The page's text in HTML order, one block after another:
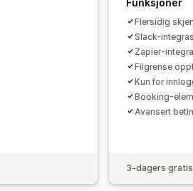
Flersidig
Slack-
Zapier-
Filgrense
Kun for
Booking-
Avansert
3-dagers